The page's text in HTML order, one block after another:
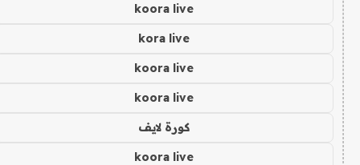
koora live
kora live
koora live
koora live
كورة لايف
koora live